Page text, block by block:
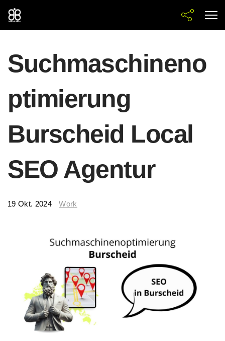
Suchmaschineno
ptimierung
Burscheid Local
SEO Agentur
19 Okt. 2024 Work